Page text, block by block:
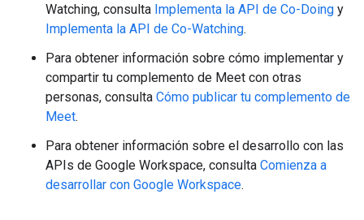
Watching, consulta Implementa la API de Co-Doing y
Implementa la API de Co-Watching.
Para obtener información sobre cómo implementar y
compartir tu complemento de Meet con otras
personas, consulta Cómo publicar tu complemento de
Meet.
Para obtener información sobre el desarrollo con las
APIs de Google Workspace, consulta Comienza a
desarrollar con Google Workspace.